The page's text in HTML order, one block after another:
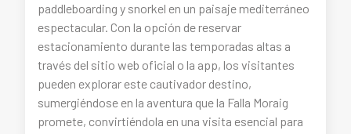
paddleboarding y snorkel en un paisaje mediterráneo
espectacular. Con la opción de reservar
estacionamiento durante las temporadas altas a
través del sitio web oficial o la app, los visitantes
pueden explorar este cautivador destino,
sumergiéndose en la aventura que la Falla Moraig
promete, convirtiéndola en una visita esencial para